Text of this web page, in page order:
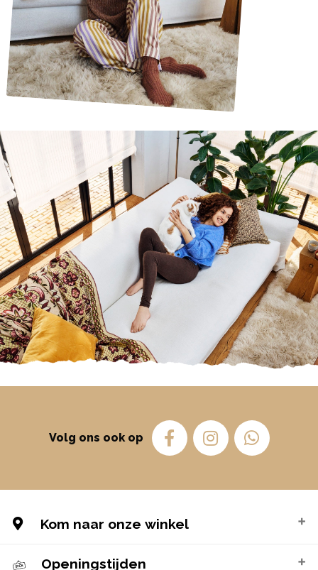
Volg ons ook op
Kom naar onze winkel
Doorndistel 31
Openingstijden